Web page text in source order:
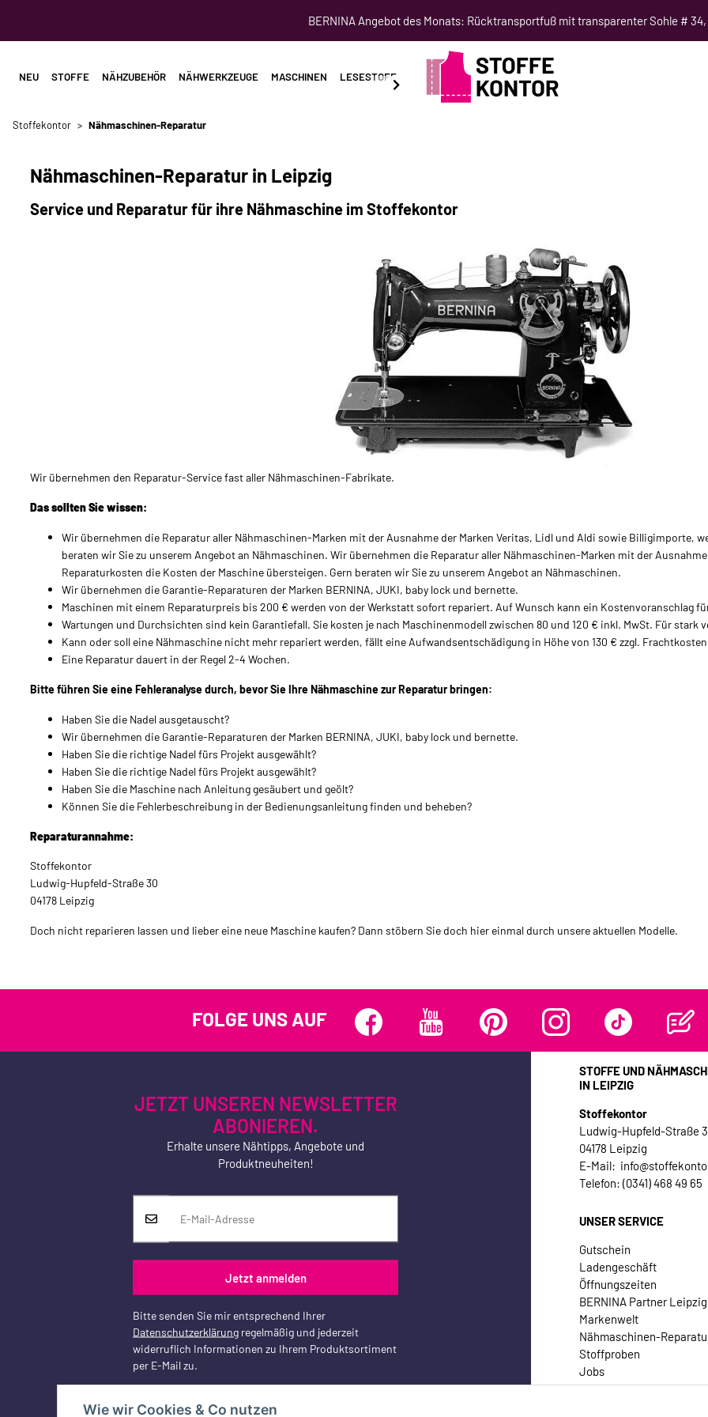
Wie wir Cookies & Co nutzen
BERNINA Angebot des Monats: Rücktransportfuß mit transparenter Sohle # 34,
NEU STOFFE NÄHZUBEHÖR NÄHWERKZEUGE MASCHINEN LESESTOFF SCHNITTMUSTER NÄHKURSE
Stoffekontor Nähmaschinen-Reparatur
Nähmaschinen-Reparatur in Leipzig
Service und Reparatur für ihre Nähmaschine im Stoffekontor
Wir übernehmen den Reparatur-Service fast aller Nähmaschinen-Fabrikate.
Das sollten Sie wissen:
Wir übernehmen die Reparatur aller Nähmaschinen-Marken mit der Ausnahme der Marken Veritas, Lidl und Aldi sowie Billigimporte,
beraten wir Sie zu unserem Angebot an Nähmaschinen. Wir übernehmen die Reparatur aller Nähmaschinen-Marken mit der
Reparaturkosten die Kosten der Maschine übersteigen. Gern beraten wir Sie zu unserem Angebot an Nähmaschinen.
Wir übernehmen die Garantie-Reparaturen der Marken BERNINA, JUKI, baby lock und bernette.
Maschinen mit einem Reparaturpreis bis 200 € werden von der Werkstatt sofort repariert. Auf Wunsch kann ein Kostenvoranschlag
Wartungen und Durchsichten sind kein Garantiefall. Sie kosten je nach Maschinenmodell zwischen 80 und 120 € inkl. MwSt. Für
Kann oder soll eine Nähmaschine nicht mehr repariert werden, fällt eine Aufwandsentschädigung in Höhe von 130 € zzgl.
Eine Reparatur dauert in der Regel 2-4 Wochen.
Bitte führen Sie eine Fehleranalyse durch, bevor Sie Ihre Nähmaschine zur Reparatur bringen:
Haben Sie die Nadel ausgetauscht?
Wir übernehmen die Garantie-Reparaturen der Marken BERNINA, JUKI, baby lock und bernette.
Haben Sie die richtige Nadel fürs Projekt ausgewählt?
Haben Sie die richtige Nadel fürs Projekt ausgewählt?
Haben Sie die Maschine nach Anleitung gesäubert und geölt?
Können Sie die Fehlerbeschreibung in der Bedienungsanleitung finden und beheben?
Reparaturannahme:
Stoffekontor
Ludwig-Hupfeld-Straße 30
04178 Leipzig
Doch nicht reparieren lassen und lieber eine neue Maschine kaufen? Dann stöbern Sie doch hier einmal durch unsere aktuellen Modelle.
FOLGE UNS AUF
JETZT UNSEREN NEWSLETTER
ABONIEREN.
Erhalte unsere Nähtipps, Angebote und
Produktneuheiten!
Jetzt anmelden
Bitte senden Sie mir entsprechend Ihrer
Datenschutzerklärung regelmäßig und jederzeit
widerruflich Informationen zu Ihrem Produktsortiment
per E-Mail zu.
STOFFE UND
IN LEIPZIG
Stoffekontor
Ludwig-Hupfeld-Straße
04178 Leipzig
E-Mail:
Telefon: (0341) 468 49 65
UNSER SERVICE
Gutschein
Ladengeschäft
Öffnungszeiten
BERNINA Partner Leipzig
Markenwelt
Nähmaschinen-
Stoffproben
Jobs
Kontakt